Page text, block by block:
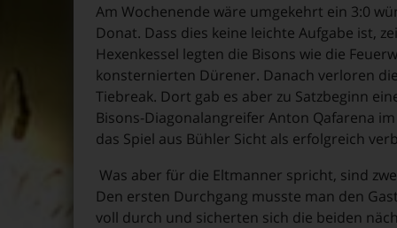
Am Wochenende wäre umgekehrt ein 3:0
Donat. Dass dies keine leichte Aufgabe ist,
Hexenkessel legten die Bisons wie die
konsternierten Dürener. Danach verloren
Tiebreak. Dort gab es aber zu Satzbeginn
Bisons-Diagonalangreifer Anton Qafarena
das Spiel aus Bühler Sicht als erfolgreich
Was aber für die Eltmanner spricht, sind
Den ersten Durchgang musste man den
voll durch und sicherten sich die beiden